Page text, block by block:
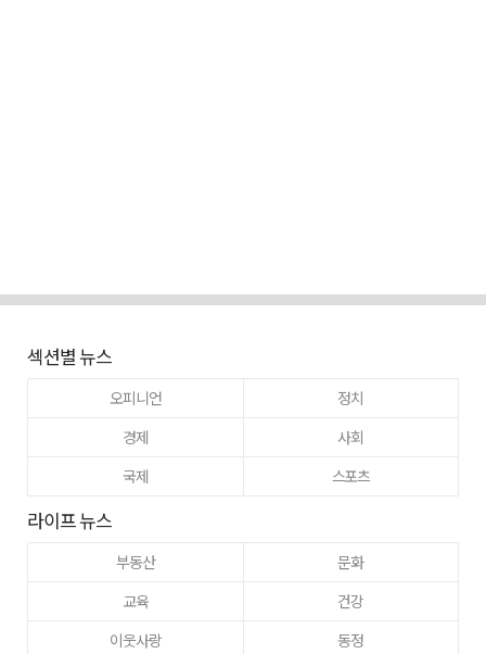
섹션별 뉴스
오피니언
정치
경제
사회
국제
스포츠
라이프 뉴스
부동산
문화
교육
건강
이웃사랑
동정